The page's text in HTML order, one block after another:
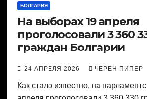
БОЛГАРИЯ
На выборах 19 апреля
проголосовали 3 360
граждан Болгарии
24 АПРЕЛЯ 2026 ЧЕРЕН ПИПЕР
Как стало известно, на